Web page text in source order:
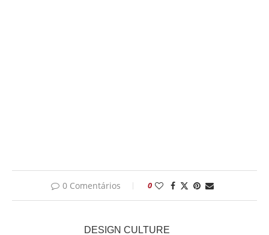
0 Comentários 0
DESIGN CULTURE